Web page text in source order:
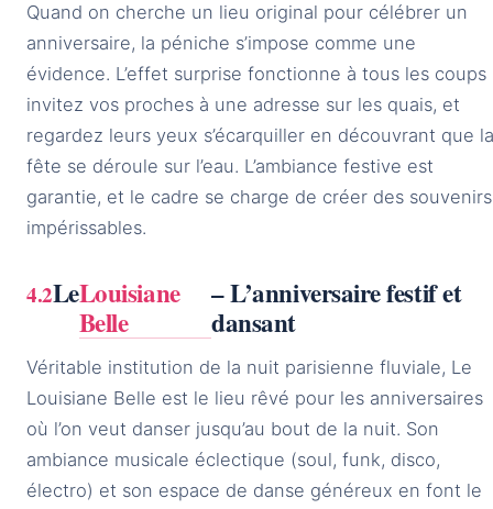
Quand on cherche un lieu original pour célébrer un
anniversaire, la péniche s’impose comme une
évidence. L’effet surprise fonctionne à tous les coups
invitez vos proches à une adresse sur les quais, et
regardez leurs yeux s’écarquiller en découvrant que la
fête se déroule sur l’eau. L’ambiance festive est
garantie, et le cadre se charge de créer des souvenirs
impérissables.
LeLouisiane
Belle
– L’anniversaire festif et
dansant
Véritable institution de la nuit parisienne fluviale, Le
Louisiane Belle est le lieu rêvé pour les anniversaires
où l’on veut danser jusqu’au bout de la nuit. Son
ambiance musicale éclectique (soul, funk, disco,
électro) et son espace de danse généreux en font le